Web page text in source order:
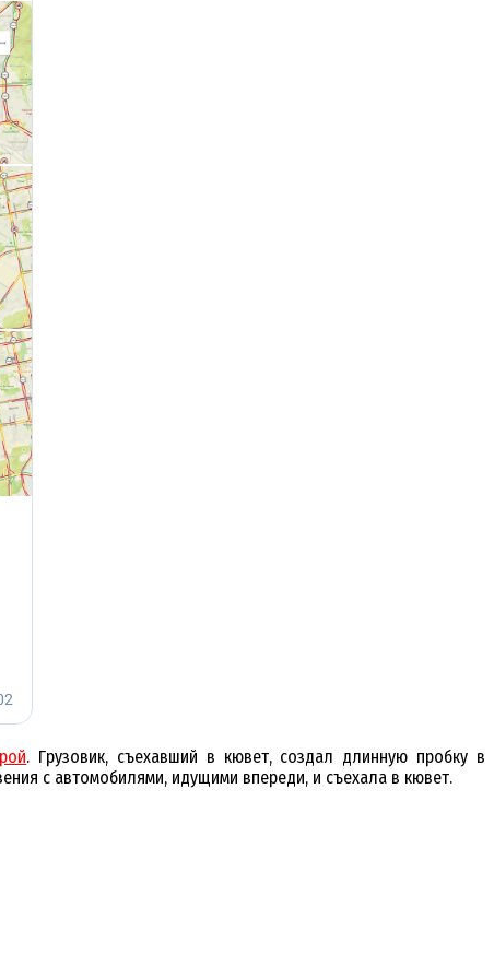
. Грузовик, съехавший в кювет, создал длинную пробку в
с автомобилями, идущими впереди, и съехала в кювет.